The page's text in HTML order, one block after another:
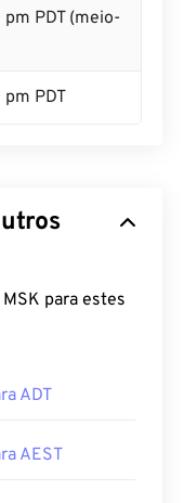
pm PDT (meio-
pm PDT
para estes
ADT
AEST